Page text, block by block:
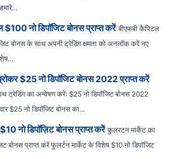
$100 नो डिपॉजिट बोनस प्राप्त करें बीएफबी कैपिटल
बोनस के साथ अपनी ट्रेडिंग क्षमता को अनलॉक करें नए
$25 नो डिपॉजिट बोनस 2022 प्राप्त करें
ट्रेडिंग का अन्वेषण करें: $25 नो डिपॉजिट बोनस 2022
$25 नो डिपॉजिट बोनस का...
नो डिपॉज़िट बोनस प्राप्त करें फ़ुलरटन मार्केट का
बोनस प्राप्त करें फुलर्टन मार्केट के विशेष $10 नो डिपॉजिट